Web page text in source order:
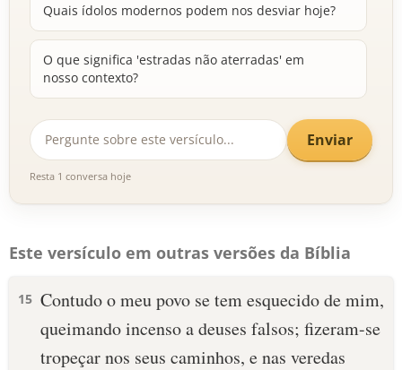
Quais ídolos modernos podem nos desviar hoje?
O que significa 'estradas não aterradas' em
nosso contexto?
Enviar
Resta 1 conversa hoje
Este versículo em outras versões da Bíblia
15 Contudo o meu povo se tem esquecido de mim,
queimando incenso a deuses falsos; fizeram-se
tropeçar nos seus caminhos, e nas veredas